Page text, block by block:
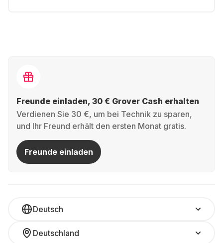
Freunde einladen, 30 € Grover Cash erhalten
Verdienen Sie 30 €, um bei Technik zu sparen,
und Ihr Freund erhält den ersten Monat gratis.
Freunde einladen
Deutsch
Deutschland